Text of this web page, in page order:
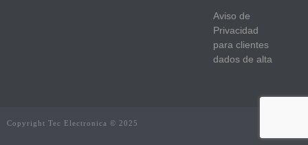
Aviso de
Privacidad
para clientes
dados de alta
Copyright Tec Electronica © 2025